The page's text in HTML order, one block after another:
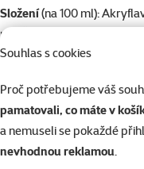
Souhlas s cookies
Proč potřebujeme váš
pamatovali, co máte v
a nemuseli se pokaždé
nevhodnou reklamou.
Složení(na 100 ml):
mg, Čištěná voda do 100 ml.
Upozornění:Nepoužívat u
Skladujte při pokojové
Dávkování:Jednou nebo
vody. Prosím, věnujte
Balení obsahuje 50 ml